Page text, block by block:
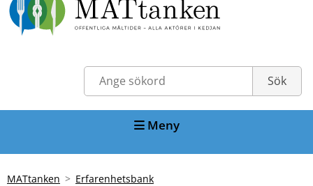
Meny
MATtanken
Erfarenhetsbank